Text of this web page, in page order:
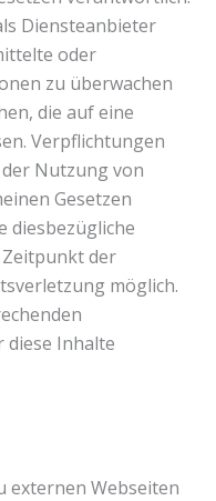
Diensteanbieter
oder
zu überwachen
die auf eine
Verpflichtungen
Nutzung von
Gesetzen
diesbezügliche
der
möglich.
diese Inhalte
externen Webseiten